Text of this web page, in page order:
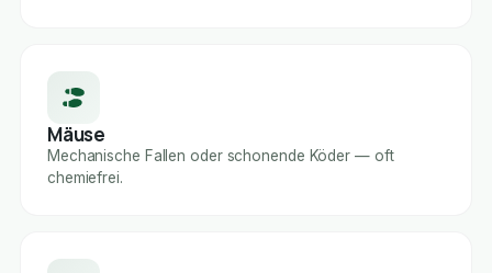
Mäuse
Mechanische Fallen oder schonende Köder — oft
chemiefrei.